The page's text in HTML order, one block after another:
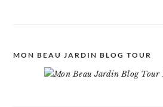
MON BEAU JARDIN BLOG TOUR